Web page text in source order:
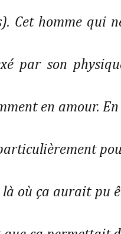
Cet homme qui
par son
en amour.
où ça aurait pu